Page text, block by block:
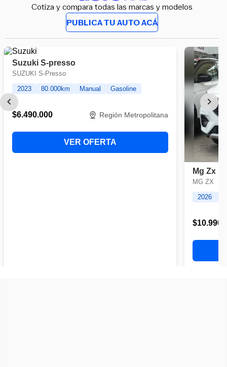
Cotiza y compara todas las marcas y modelos
PUBLICA TU AUTO ACÁ